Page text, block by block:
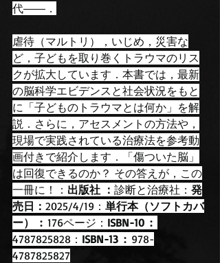
代――．
虐待（マルトリ），いじめ，災害な
ど，子どもを取り巻くトラウマのリス
クが拡大しています．本書では，最新
の脳科学エビデンスと社会状況をもと
に「子どものトラウマとは何か」を解
説．さらに，アセスメントの方法や，
現場で実践されている治療法を参考動
画付きで紹介します．「傷ついた脳」
は回復できるのか？ その答えが，この
一冊に！： 出版社 ： 診断と治療社： 発
売日： 2025/4/19： 単行本（ソフトカバ
ー） ‏ : ‎ 176ページ：
ISBN-10 ‏ : ‎
4787825828：
ISBN-13 ‏ : ‎ 978-
4787825827